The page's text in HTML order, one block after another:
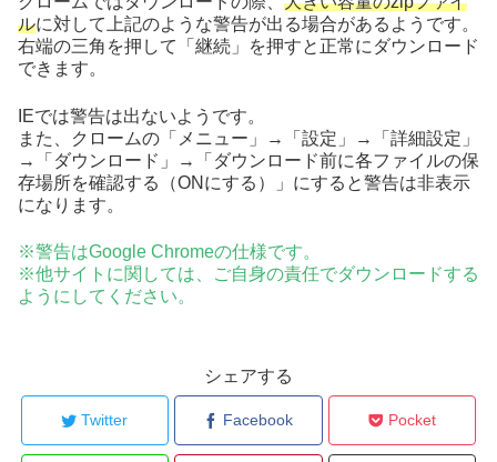
ルに対して上記のような警告が出る場合があるようです。
右端の三角を押して「継続」を押すと正常にダウンロード
できます。
IEでは警告は出ないようです。
また、クロームの「メニュー」→「設定」→「詳細設定」
→「ダウンロード」→「ダウンロード前に各ファイルの保
存場所を確認する（ONにする）」にすると警告は非表示
になります。
※警告はGoogle Chromeの仕様です。
※他サイトに関しては、ご自身の責任でダウンロードする
ようにしてください。
シェアする
Twitter Facebook Pocket